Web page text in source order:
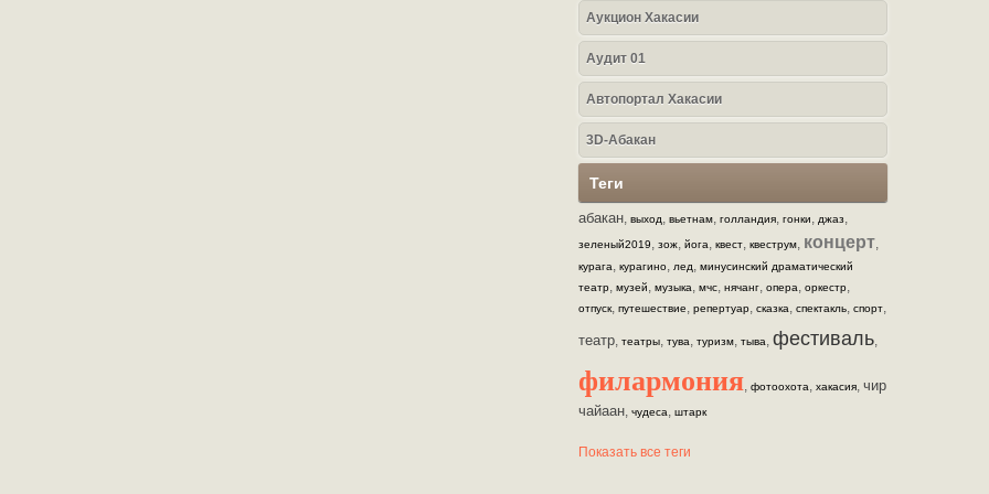
Аукцион Хакасии
Аудит 01
Автопортал Хакасии
3D-Абакан
Теги
абакан, выход, вьетнам, голландия, гонки, джаз,
зеленый2019, зож, йога, квест, квеструм, концерт,
курага, курагино, лед, минусинский драматический
театр, музей, музыка, мчс, нячанг, опера, оркестр,
отпуск, путешествие, репертуар, сказка, спектакль, спорт,
театр, театры, тува, туризм, тыва, фестиваль,
филармония, фотоохота, хакасия, чир
чайаан, чудеса, штарк
Показать все теги